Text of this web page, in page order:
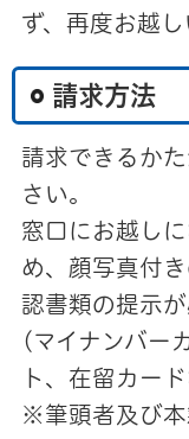
ず、再度お越
請求方法
請求できるか
さい。
窓口にお越し
め、顔写真付
認書類の提示が
(マイナンバー
ト、在留カー
※筆頭者及び本